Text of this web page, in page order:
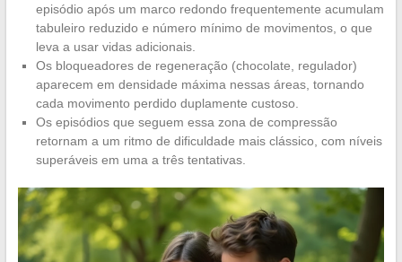
episódio após um marco redondo frequentemente acumulam
tabuleiro reduzido e número mínimo de movimentos, o que
leva a usar vidas adicionais.
Os bloqueadores de regeneração (chocolate, regulador)
aparecem em densidade máxima nessas áreas, tornando
cada movimento perdido duplamente custoso.
Os episódios que seguem essa zona de compressão
retornam a um ritmo de dificuldade mais clássico, com níveis
superáveis em uma a três tentativas.